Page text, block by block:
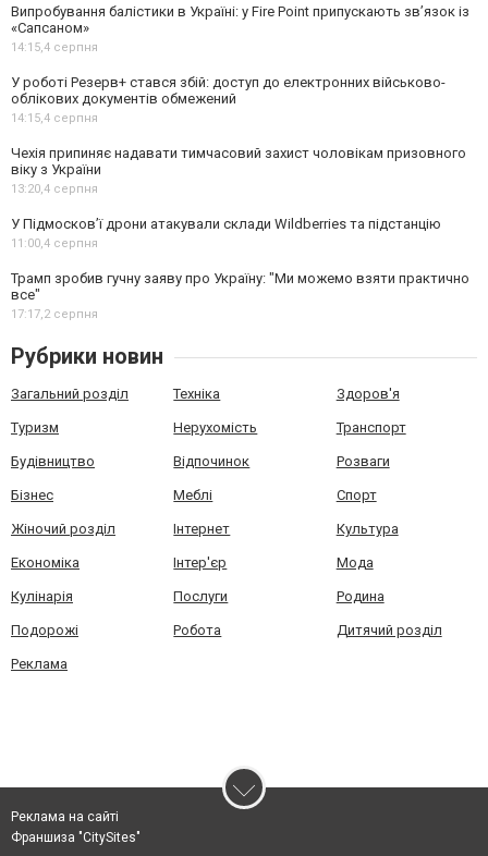
Випробування балістики в Україні: у Fire Point припускають зв’язок із
«Сапсаном»
14:15, 4 серпня
У роботі Резерв+ стався збій: доступ до електронних військово-
облікових документів обмежений
14:15, 4 серпня
Чехія припиняє надавати тимчасовий захист чоловікам призовного
віку з України
13:20, 4 серпня
У Підмосков’ї дрони атакували склади Wildberries та підстанцію
11:00, 4 серпня
Трамп зробив гучну заяву про Україну: "Ми можемо взяти практично
все"
17:17, 2 серпня
Рубрики новин
Загальний розділ Техніка Здоров'я
Туризм Нерухомість Транспорт
Будівництво Відпочинок Розваги
Бізнес Меблі Спорт
Жіночий розділ Інтернет Культура
Економіка Інтер'єр Мода
Кулінарія Послуги Родина
Подорожі Робота Дитячий розділ
Реклама
Реклама на сайті
Франшиза "CitySites"